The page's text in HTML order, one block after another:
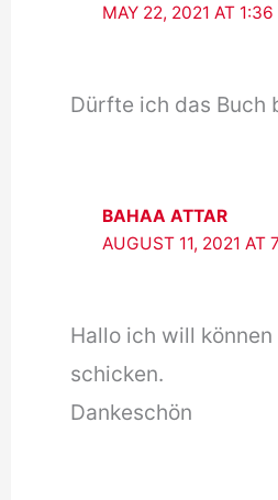
MAY 22, 2021 AT 1:36
Dürfte ich das Buch
BAHAA ATTAR
AUGUST 11, 2021 AT
Hallo ich will können
schicken.
Dankeschön